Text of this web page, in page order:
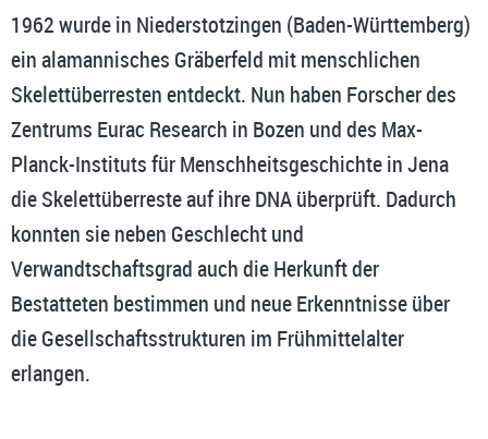
1962 wurde in Niederstotzingen (Baden-Württemberg)
ein alamannisches Gräberfeld mit menschlichen
Skelettüberresten entdeckt. Nun haben Forscher des
Zentrums Eurac Research in Bozen und des Max-
Planck-Instituts für Menschheitsgeschichte in Jena
die Skelettüberreste auf ihre DNA überprüft. Dadurch
konnten sie neben Geschlecht und
Verwandtschaftsgrad auch die Herkunft der
Bestatteten bestimmen und neue Erkenntnisse über
die Gesellschaftsstrukturen im Frühmittelalter
erlangen.